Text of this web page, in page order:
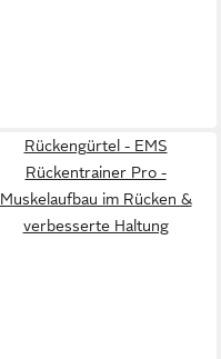
Rückengürtel - EMS
Rückentrainer Pro -
Muskelaufbau im Rücken &
verbesserte Haltung